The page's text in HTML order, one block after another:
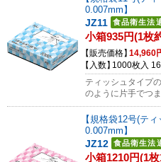
0.007mm
JZ11
小箱935円(1枚
販売価格 14,960
入数
1000枚入
ティッシュタイプ
のように片手でつ
薄手ですがフィル
パクトながら1箱
規格袋12号(テ
0.007mm
JZ12
小箱1210円(1